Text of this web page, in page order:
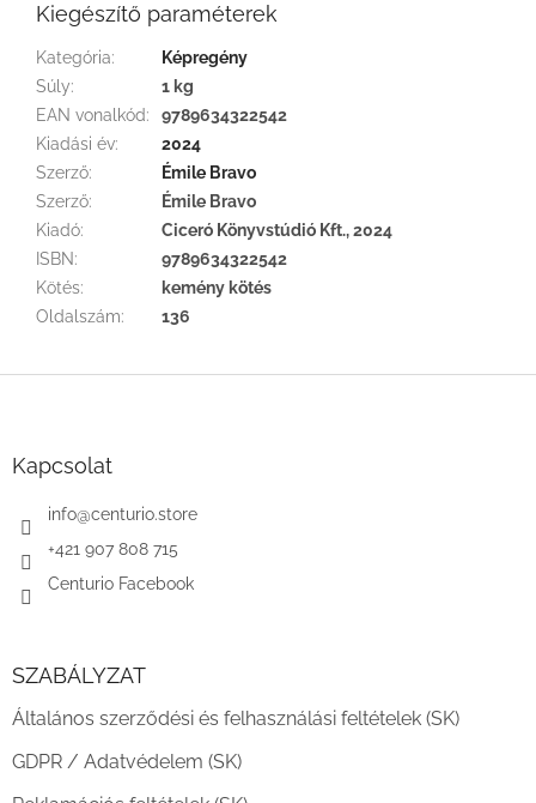
Kiegészítő paraméterek
Kategória:
Képregény
Súly:
1 kg
EAN vonalkód:
9789634322542
Kiadási év:
2024
Szerző:
Émile Bravo
Szerző:
Émile Bravo
Kiadó:
Ciceró Könyvstúdió Kft., 2024
ISBN:
9789634322542
Kötés:
kemény kötés
Oldalszám: 136
Kapcsolat
info@centurio.store
+421 907 808 715
Centurio Facebook
SZABÁLYZAT
Általános szerződési és felhasználási feltételek (SK)
GDPR / Adatvédelem (SK)